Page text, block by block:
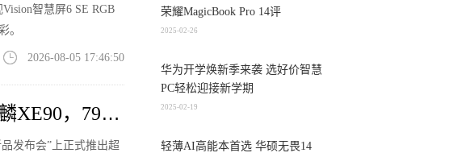
智慧屏6 SE RGB
。
2026-08-05 17:46:50
XE90，7999
发布会”上正式推出超
荣耀MagicBook Pro 14评
2025-02-26
华为开学焕新季来袭 选好价智慧
PC轻松迎接新学期
2025-02-19
轻薄AI高能本首选 华硕无畏14